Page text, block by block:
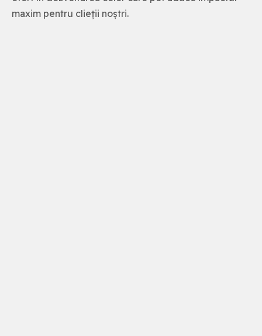
maxim pentru clieții noștri.